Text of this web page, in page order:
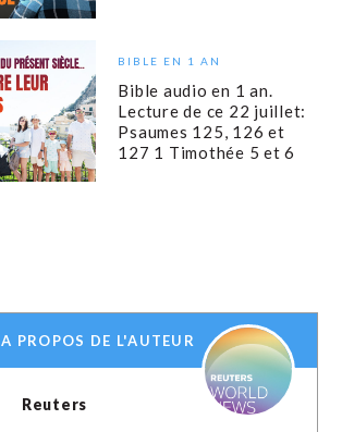
BIBLE EN 1 AN
Bible audio en 1 an.
Lecture de ce 22 juillet:
Psaumes 125, 126 et
127 1 Timothée 5 et 6
A PROPOS DE L'AUTEUR
Reuters